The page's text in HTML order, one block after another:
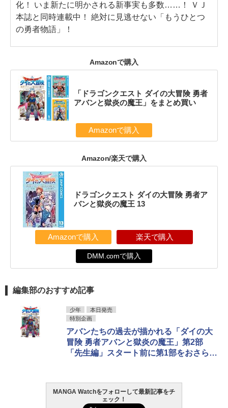
化！ いま新たに明かされる新事実も多数……！ ＶＪ
本誌と同時連載中！ 絶対に見逃せない「もうひとつ
の勇者物語」！
Amazonで購入
「ドラゴンクエスト ダイの大冒険 勇者
アバンと獄炎の魔王」をまとめ買い
Amazonで購入
Amazon/楽天で購入
ドラゴンクエスト ダイの大冒険 勇者ア
バンと獄炎の魔王 13
Amazonで購入 楽天で購入
DMM.comで購入
編集部のおすすめ記事
少年
本日発売
特別企画
アバンたちの過去が描かれる「ダイの大
冒険 勇者アバンと獄炎の魔王」第2部
「先生編」スタート前に第1部をおさら
MANGA Watchをフォローして最新記事をチ
ェック！